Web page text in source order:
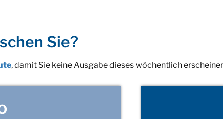
Sie?
, damit Sie keine Ausgabe dieses wöchentlich